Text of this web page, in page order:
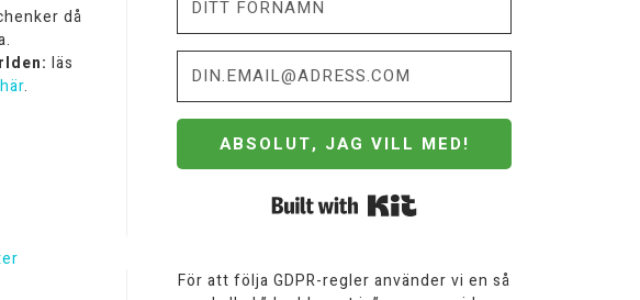
då
läs
här.
ABSOLUT, JAG VILL MED!
För att följa GDPR-regler använder vi en så